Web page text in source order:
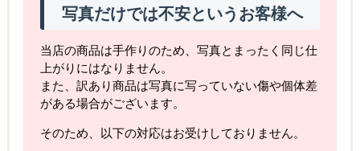
写真だけでは不安というお客様へ
当店の商品は手作りのため、写真とまったく同じ仕
上がりにはなりません。
また、訳あり商品は写真に写っていない傷や個体差
がある場合がございます。
そのため、以下の対応はお受けしておりません。